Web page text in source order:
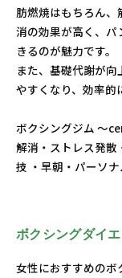
肪燃焼はもちろん、
消の効果が高く、
きるのが魅力です。
また、基礎代謝が
やすくなり、効率的
ボクシングジム ～
解消・ストレス発散
技 ・早朝・パーソ
ボクシングダイ
女性におすすめのボ